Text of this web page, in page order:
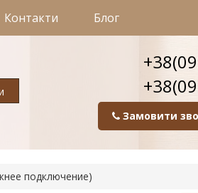
Контакти Блог
Замовити
подключение)